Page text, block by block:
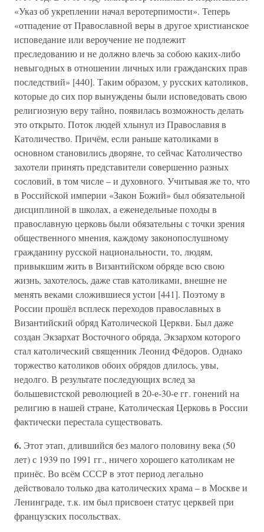
«Указ об укреплении начал веротерпимости». Теперь
«отпадение от Православной веры в другое христианское
исповедание или вероучение не подлежит
преследованию и не должно влечь за собою каких-либо
невыгодных в отношении личных или гражданских прав
последствий» [440]. Таким образом, у русских католиков,
которые до сих пор вынуждены были исповедовать свою
религиозную веру тайно, появилась возможность делать
это открыто. Поток людей хлынул из Православия в
Католичество. Причём, если раньше католиками в
основном становились дворяне, то сейчас Католичество
захотели принять представители совершенно разных
сословий, в том числе – и духовного. Учитывая же то, что
в Российской империи «Закон Божий» был обязательной
дисциплиной в школах, а еженедельные походы в
православную церковь были обязательны с точки зрения
общественного мнения, каждому законопослушному
гражданину русской национальности, то, людям,
привыкшим жить в Византийском обряде всю свою
жизнь, захотелось, даже став католиками, внешне не
менять веками сложившиеся устои [441]. Поэтому в
России прошёл всплеск переходов православных в
Византийский обряд Католической Церкви. Был даже
создан Экзархат Восточного обряда, Экзархом которого
стал католический священник Леонид Фёдоров. Однако
торжество католиков обоих обрядов длилось, увы,
недолго. В результате последующих вслед за
большевистской революцией в 20-е-30-е гг. гонений на
религию в нашей стране, Католическая Церковь в России
фактически перестала существовать.
6. Этот этап, длившийся без малого половину века (50
лет) с 1939 по 1991 гг., ничего хорошего католикам не
принёс. Во всём СССР в этот период легально
действовало только два католических храма – в Москве и
Ленинграде, т.к. им был присвоен статус церквей при
французских посольствах.